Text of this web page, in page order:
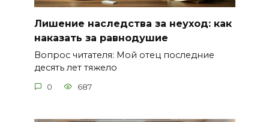
Лишение наследства за неуход: как
наказать за равнодушие
Вопрос читателя: Мой отец последние
десять лет тяжело
0 687